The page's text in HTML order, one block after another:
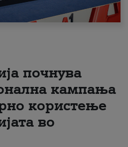
почнува
кампања
користење
во